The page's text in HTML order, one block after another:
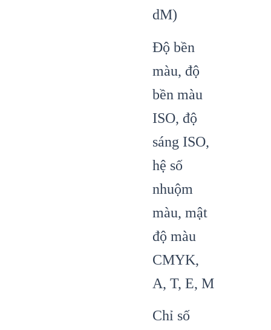
dM)
Độ bền
màu, độ
bền màu
ISO, độ
sáng ISO,
hệ số
nhuộm
màu, mật
độ màu
CMYK,
A, T, E, M
Chỉ số